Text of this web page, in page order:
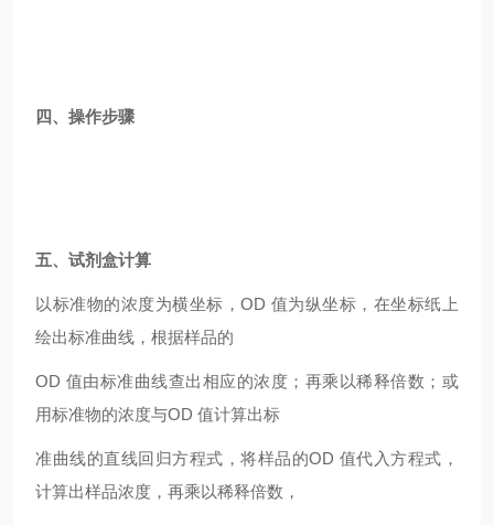
四、操作步骤
五、试剂盒计算
以标准物的浓度为横坐标，OD 值为纵坐标，在坐标纸上
绘出标准曲线，根据样品的
OD 值由标准曲线查出相应的浓度；再乘以稀释倍数；或
用标准物的浓度与OD 值计算出标
准曲线的直线回归方程式，将样品的OD 值代入方程式，
计算出样品浓度，再乘以稀释倍数，